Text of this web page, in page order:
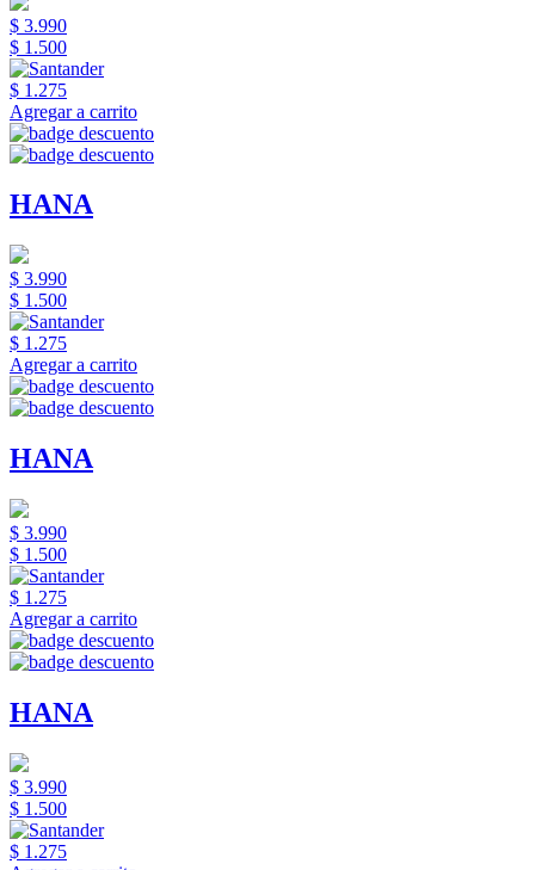
$ 3.990
$ 1.500
$ 1.275
Agregar a carrito
HANA
$ 3.990
$ 1.500
$ 1.275
Agregar a carrito
HANA
$ 3.990
$ 1.500
$ 1.275
Agregar a carrito
HANA
$ 3.990
$ 1.500
$ 1.275